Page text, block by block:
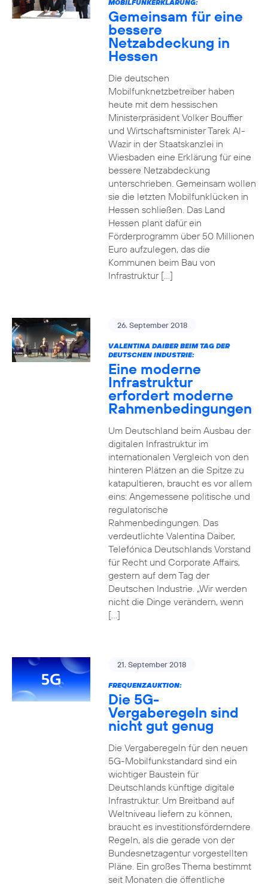
MOBILFUNKERKLÄRUNG:
Gemeinsam für eine
bessere
Netzabdeckung in
Hessen
Die deutschen
Mobilfunknetzbetreiber haben
heute mit dem hessischen
Ministerpräsident Volker Bouffier
und Wirtschaftsminister Tarek Al-
Wazir in der Staatskanzlei in
Wiesbaden eine Erklärung für eine
bessere Netzabdeckung
unterschrieben. Gemeinsam wollen
sie die letzten Mobilfunklücken in
Hessen schließen. Das Land
Hessen plant dafür ein
Förderprogramm über 50 Millionen
Euro aufzulegen, das die
Kommunen beim Bau von
Infrastruktur […]
26. September 2018
VALENTINA DAIBER BEIM TAG DER
DEUTSCHEN INDUSTRIE:
Eine moderne
Infrastruktur
erfordert moderne
Rahmenbedingungen
Um Deutschland beim Ausbau der
digitalen Infrastruktur im
internationalen Vergleich von den
hinteren Plätzen an die Spitze zu
katapultieren, braucht es vor allem
eins: Angemessene politische und
regulatorische
Rahmenbedingungen. Das
verdeutlichte Valentina Daiber,
Telefónica Deutschlands Vorstand
für Recht und Corporate Affairs,
gestern auf dem Tag der
Deutschen Industrie. „Wir werden
nicht die Dinge verändern, wenn
[…]
21. September 2018
FREQUENZAUKTION:
Die 5G-
Vergaberegeln sind
nicht gut genug
Die Vergaberegeln für den neuen
5G-Mobilfunkstandard sind ein
wichtiger Baustein für
Deutschlands künftige digitale
Infrastruktur. Um Breitband auf
Weltniveau liefern zu können,
braucht es investitionsförderndere
Regeln, als die gerade von der
Bundesnetzagentur vorgestellten
Pläne. Ein großes Thema bestimmt
seit Monaten die öffentliche